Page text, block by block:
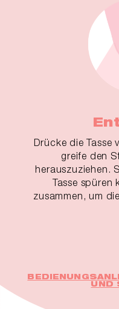
Drücke die Tasse
greife den
herauszuziehen.
Tasse spüren
zusammen, um
UND